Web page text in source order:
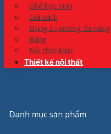
Ghế học sinh
Giá sách
Dụng cụ phòng đa năng
Bảng
Nội thất khác
Thiết kế nội thất
Danh mục sản phẩm